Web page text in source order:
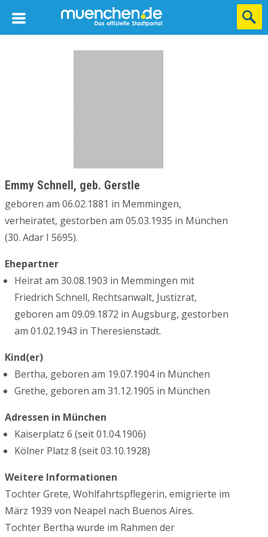
Emmy Schnell, geb. Gerstle
geboren am 06.02.1881 in Memmingen,
verheiratet, gestorben am 05.03.1935 in München
(30. Adar I 5695).
Ehepartner
Heirat am 30.08.1903 in Memmingen mit
Friedrich Schnell, Rechtsanwalt, Justizrat,
geboren am 09.09.1872 in Augsburg, gestorben
am 01.02.1943 in Theresienstadt.
Kind(er)
Bertha, geboren am 19.07.1904 in München
Grethe, geboren am 31.12.1905 in München
Adressen in München
Kaiserplatz 6 (seit 01.04.1906)
Kölner Platz 8 (seit 03.10.1928)
Weitere Informationen
Tochter Grete, Wohlfahrtspflegerin, emigrierte im
März 1939 von Neapel nach Buenos Aires.
Tochter Bertha wurde im Rahmen der